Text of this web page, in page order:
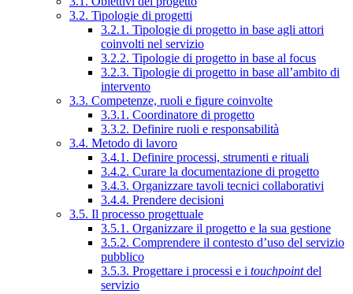
3.2. Tipologie di progetti
3.2.1. Tipologie di progetto in base agli attori
coinvolti nel servizio
3.2.2. Tipologie di progetto in base al focus
3.2.3. Tipologie di progetto in base all’ambito di
intervento
3.3. Competenze, ruoli e figure coinvolte
3.3.1. Coordinatore di progetto
3.3.2. Definire ruoli e responsabilità
3.4. Metodo di lavoro
3.4.1. Definire processi, strumenti e rituali
3.4.2. Curare la documentazione di progetto
3.4.3. Organizzare tavoli tecnici collaborativi
3.4.4. Prendere decisioni
3.5. Il processo progettuale
3.5.1. Organizzare il progetto e la sua gestione
3.5.2. Comprendere il contesto d’uso del servizio
pubblico
3.5.3. Progettare i processi e i touchpointdel
servizio